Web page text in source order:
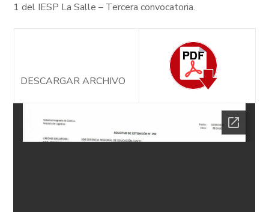
1 del IESP La Salle – Tercera convocatoria.
DESCARGAR ARCHIVO